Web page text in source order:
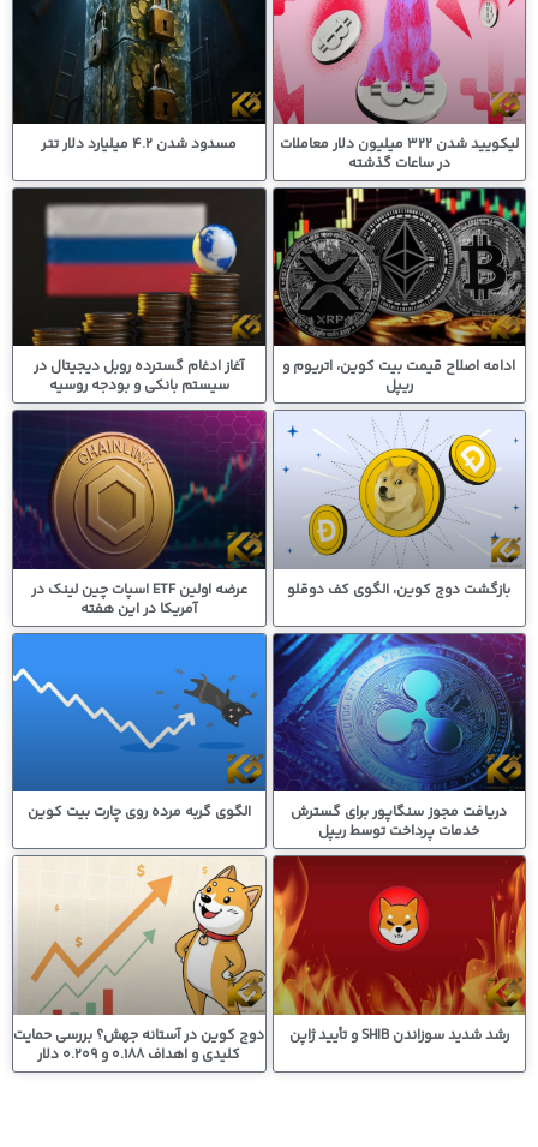
لیکویید شدن 322 میلیون دلار معاملات
در ساعات گذشته
مسدود شدن 4.2 میلیارد دلار تتر
ادامه اصلاح قیمت بیت کوین، اتریوم و
ریپل
آغاز ادغام گسترده روبل دیجیتال در
سیستم بانکی و بودجه روسیه
بازگشت دوج کوین، الگوی کف دوقلو
عرضه اولین ETF اسپات چین لینک در
آمریکا در این هفته
دریافت مجوز سنگاپور برای گسترش
خدمات پرداخت توسط ریپل
الگوی گربه مرده روی چارت بیت کوین
رشد شدید سوزاندن SHIB و تأیید ژاپن
دوج کوین در آستانه جهش؟ بررسی حمایت
کلیدی و اهداف 0.188 و 0.209 دلار